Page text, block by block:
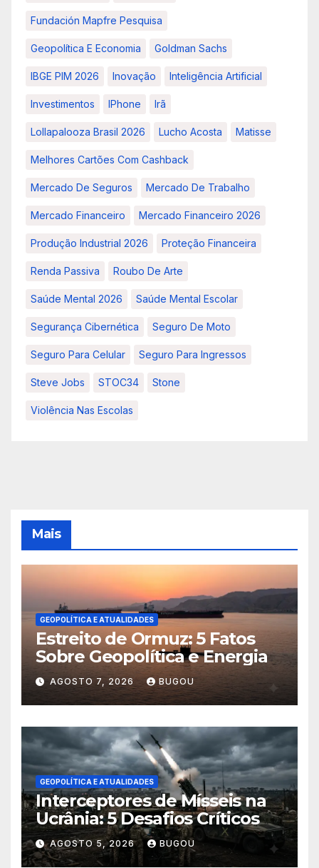
Fundación Mapfre Pesquisa
Geopolítica E Economia Goldman Sachs
IBGE PIM 2026 Inovação Inteligência Artificial
Investimentos IPhone Irã
Lollapalooza Brasil 2026 Lucho Acosta Matisse
Melhores Cartões Com Cashback
Mercado De Seguros Mercado De Trabalho
Mercado Financeiro Mercado Financeiro 2026
Produção Industrial 2026 Proteção Financeira
Renda Passiva Roubo De Arte
Saúde Mental 2026 Saúde Mental Escolar
Segurança Cibernética Seguro De Moto
Seguro Para Celular Seguro Para Ingressos
Steve Jobs STOC34 Stone
Violência Nas Escolas
Mais
GEOPOLÍTICA E ATUALIDADES
Estreito de Ormuz: 5 Fatos
Sobre Geopolítica e Energia
AGOSTO 7, 2026 BUGOU
GEOPOLÍTICA E ATUALIDADES
Interceptores de Mísseis na
Ucrânia: 5 Desafios Críticos
AGOSTO 5, 2026 BUGOU